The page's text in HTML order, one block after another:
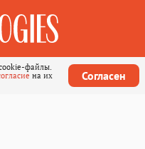
файлы.
на их
Согласен